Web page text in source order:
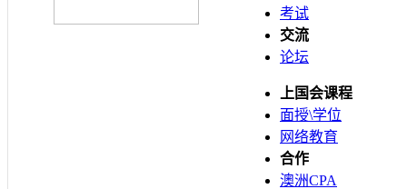
考试
交流
论坛
上国会课程
面授\学位
网络教育
合作
澳洲CPA